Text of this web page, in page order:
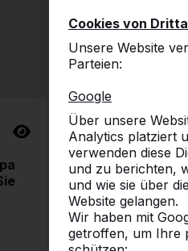
Cookies von
Unsere Website
Parteien:
Google
Über unsere
Analytics platziert
verwenden diese
und zu berichten,
und wie sie über
Website gelangen.
Wir haben mit
getroffen, um Ihre